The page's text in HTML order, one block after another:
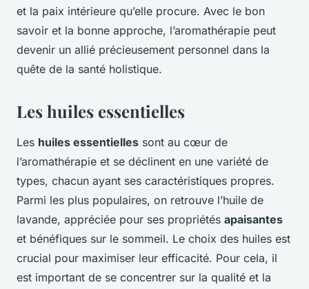
et la paix intérieure qu’elle procure. Avec le bon
savoir et la bonne approche, l’aromathérapie peut
devenir un allié précieusement personnel dans la
quête de la santé holistique.
Les huiles essentielles
Les huiles essentielles sont au cœur de
l’aromathérapie et se déclinent en une variété de
types, chacun ayant ses caractéristiques propres.
Parmi les plus populaires, on retrouve l’huile de
lavande, appréciée pour ses propriétés apaisantes
et bénéfiques sur le sommeil. Le choix des huiles est
crucial pour maximiser leur efficacité. Pour cela, il
est important de se concentrer sur la qualité et la